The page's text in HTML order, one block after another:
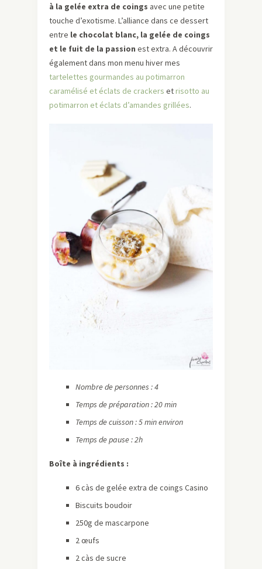
à la gelée extra de coings avec une petite
touche d’exotisme. L’alliance dans ce dessert
entre le chocolat blanc, la gelée de coings
et le fuit de la passion est extra. A découvrir
également dans mon menu hiver mes
tartelettes gourmandes au potimarron
caramélisé et éclats de crackers etrisotto au
potimarron et éclats d’amandes grillées.
Nombre de personnes : 4
Temps de préparation : 20 min
Temps de cuisson : 5 min environ
Temps de pause : 2h
Boîte à ingrédients :
6 càs de gelée extra de coings Casino
Biscuits boudoir
250g de mascarpone
2 œufs
2 càs de sucre